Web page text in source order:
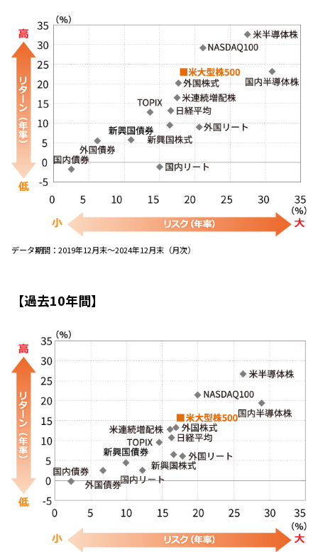
データ期間：2019年12月末～2024年12月末（月次）
【過去10年間】